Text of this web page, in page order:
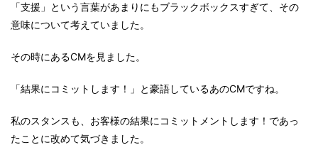
「支援」という言葉があまりにもブラックボックスすぎて、その
意味について考えていました。
その時にあるCMを見ました。
「結果にコミットします！」と豪語しているあのCMですね。
私のスタンスも、お客様の結果にコミットメントします！であっ
たことに改めて気づきました。